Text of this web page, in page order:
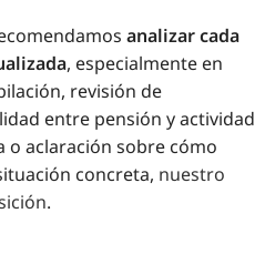
analizar cada
, especialmente en
revisión de
entre pensión y actividad
o aclaración sobre cómo
concreta, nuestro
.